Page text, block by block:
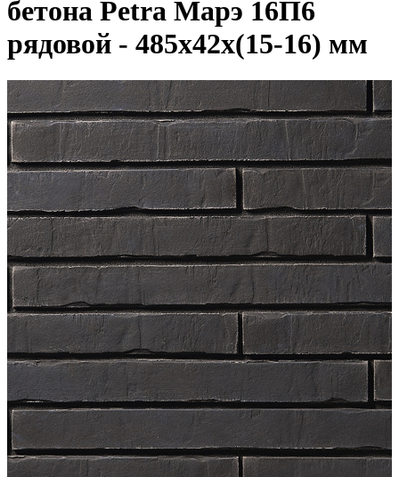
бетона Petra Марэ 16П6
рядовой - 485х42х(15-16) мм